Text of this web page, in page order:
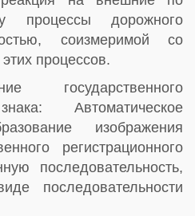
дорожного
соизмеримой со
процессов.
государственного
Автоматическое
изображения
регистрационного
последовательность,
последовательности